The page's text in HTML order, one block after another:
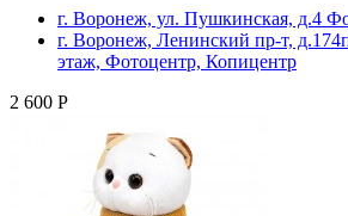
г. Воронеж, ул. Пушкинская, д.4
г. Воронеж, Ленинский пр-т,
этаж, Фотоцентр, Копицентр
2 600 Р